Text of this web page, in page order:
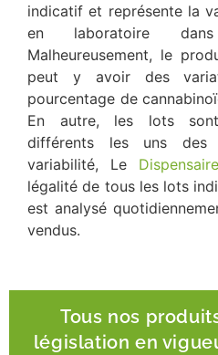
indicatif et représente la
en laboratoire
Malheureusement, le
peut y avoir des
pourcentage de
En autre, les lots sont
différents les uns des
variabilité, Le
légalité de tous les lots
est analysé
vendus.
Tous nos
législation en